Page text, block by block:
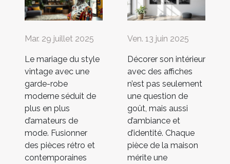
Mar. 29 juillet 2025
Le mariage du style
vintage avec une
garde-robe
moderne séduit de
plus en plus
d’amateurs de
mode. Fusionner
des pièces rétro et
contemporaines
Ven. 13 juin 2025
Décorer son intérieur
avec des affiches
n’est pas seulement
une question de
goût, mais aussi
d’ambiance et
d’identité. Chaque
pièce de la maison
mérite une